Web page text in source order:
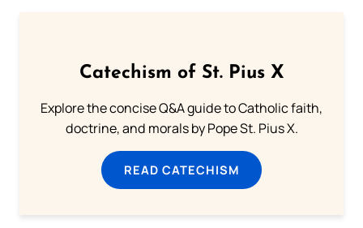
Catechism of St. Pius X
Explore the concise Q&A guide to Catholic faith,
doctrine, and morals by Pope St. Pius X.
READ CATECHISM